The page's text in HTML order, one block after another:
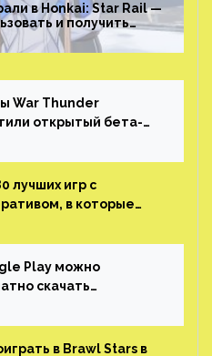
в Honkai: Star Rail —
и получить
War Thunder
открытый бета-
и скриншоты
лучших игр с
в которые
MMO)
Play можно
скачать
миром, прокачкой,
и тюнингом машины
в Brawl Stars в